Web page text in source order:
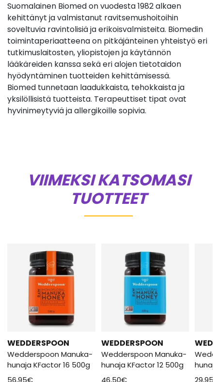
Suomalainen Biomed on vuodesta 1982 alkaen
kehittänyt ja valmistanut ravitsemushoitoihin
soveltuvia ravintolisiä ja erikoisvalmisteita. Biomedin
toimintaperiaatteena on pitkäjänteinen yhteistyö eri
tutkimuslaitosten, yliopistojen ja käytännön
lääkäreiden kanssa sekä eri alojen tietotaidon
hyödyntäminen tuotteiden kehittämisessä.
Biomed tunnetaan laadukkaista, tehokkaista ja
yksilöllisistä tuotteista. Terapeuttiset tipat ovat
hyvinimeytyviä ja allergikoille sopivia.
VIIMEKSI KATSOMASI
TUOTTEET
WEDDERSPOON
Wedderspoon Manuka-
hunaja KFactor 16 500g
56,95€
WEDDERSPOON
Wedderspoon Manuka-
hunaja KFactor 12 500g
46,50€
29,95